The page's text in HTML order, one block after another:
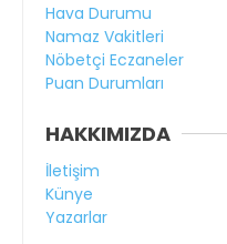
Hava Durumu
Namaz Vakitleri
Nöbetçi Eczaneler
Puan Durumları
HAKKIMIZDA
İletişim
Künye
Yazarlar